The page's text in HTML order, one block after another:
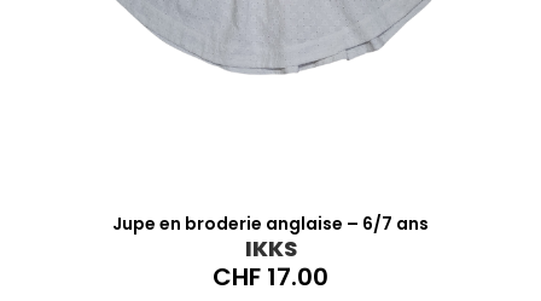
Jupe en broderie anglaise – 6/7 ans
IKKS
CHF 17.00